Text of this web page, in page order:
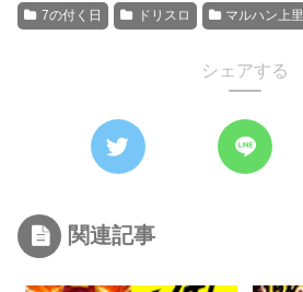
7の付く日 ドリスロ マルハン上里
シェアする
関連記事